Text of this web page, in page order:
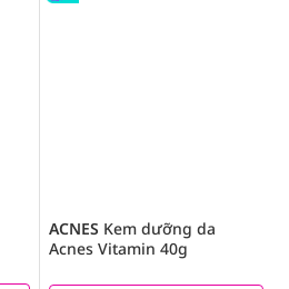
ACNES Kem dưỡng da
Acnes Vitamin 40g